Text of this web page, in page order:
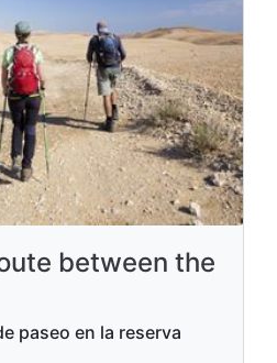
between the
paseo en la reserva